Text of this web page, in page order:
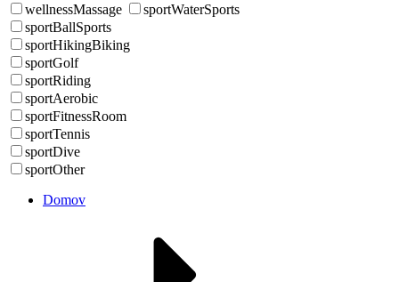
wellnessMassage
sportWaterSports
sportBallSports
sportHikingBiking
sportGolf
sportRiding
sportAerobic
sportFitnessRoom
sportTennis
sportDive
sportOther
Domov